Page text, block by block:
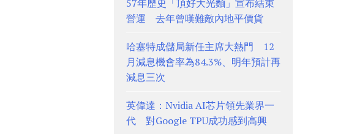
57年歷史「頂好大光麵」宣布結束
營運 去年曾嘆難敵內地平價貨
哈塞特成儲局新任主席大熱門 12
月減息機會率為84.3%、明年預計再
減息三次
英偉達：Nvidia AI芯片領先業界一
代 對Google TPU成功感到高興